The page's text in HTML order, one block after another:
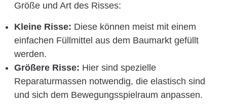
Größe und Art des Risses:
Kleine Risse: Diese können meist mit einem
einfachen Füllmittel aus dem Baumarkt gefüllt
werden.
Größere Risse: Hier sind spezielle
Reparaturmassen notwendig, die elastisch sind
und sich dem Bewegungsspielraum anpassen.